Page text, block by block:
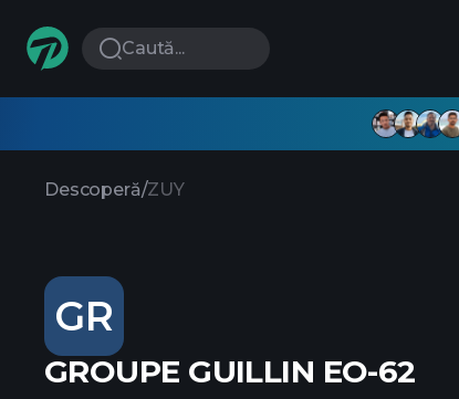
Caută...
Descoperă/ZUY
GR
GROUPE GUILLIN EO-62